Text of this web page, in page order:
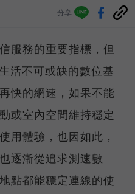
分享
服務的重要指標，但
活不可或缺的數位基
快的網速，如果不能
或室內空間維持穩定
用體驗，也因如此，
逐漸從追求測速數
點都能穩定連線的使